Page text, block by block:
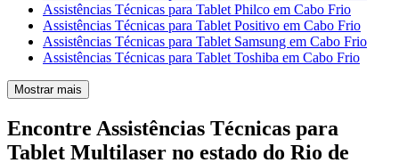
Assistências Técnicas para Tablet Philco em Cabo Frio
Assistências Técnicas para Tablet Positivo em Cabo Frio
Assistências Técnicas para Tablet Samsung em Cabo Frio
Assistências Técnicas para Tablet Toshiba em Cabo Frio
Mostrar mais
Encontre Assistências Técnicas para
Tablet Multilaser no estado do Rio de